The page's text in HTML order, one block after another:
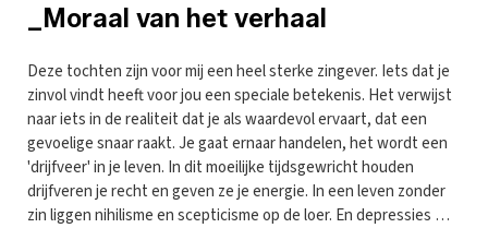
_Moraal van het verhaal
Deze tochten zijn voor mij een heel sterke zingever. Iets dat je
zinvol vindt heeft voor jou een speciale betekenis. Het verwijst
naar iets in de realiteit dat je als waardevol ervaart, dat een
gevoelige snaar raakt. Je gaat ernaar handelen, het wordt een
'drijfveer' in je leven. In dit moeilijke tijdsgewricht houden
drijfveren je recht en geven ze je energie. In een leven zonder
zin liggen nihilisme en scepticisme op de loer. En depressies …